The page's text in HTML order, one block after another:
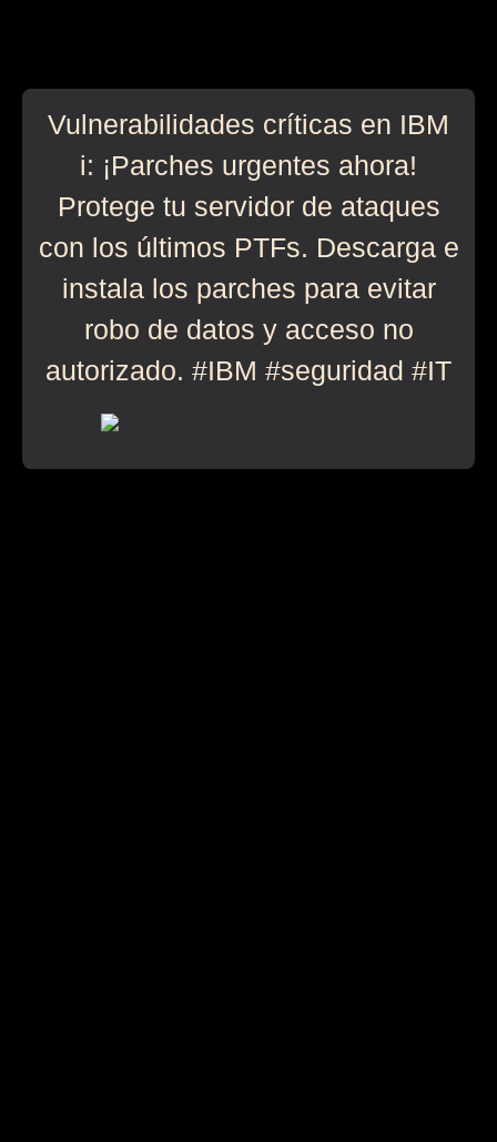
Vulnerabilidades críticas en IBM
i: ¡Parches urgentes ahora!
Protege tu servidor de ataques
con los últimos PTFs. Descarga e
instala los parches para evitar
robo de datos y acceso no
autorizado. #IBM #seguridad #IT